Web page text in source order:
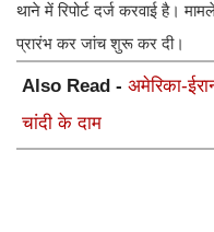
थाने में रिपोर्ट दर्ज करवाई है।
प्रारंभ कर जांच शुरू कर दी।
Also Read - अमेरिका-
चांदी के दाम